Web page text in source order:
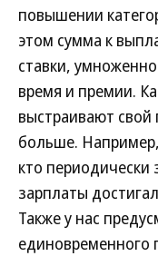
повышении
этом сумма к
ставки,
время и премии.
выстраивают свой
больше.
кто периодически
зарплаты
Также у нас
единовременного